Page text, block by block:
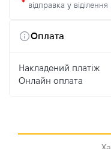
відправка у
Оплата
Накладений платіж
Онлайн оплата